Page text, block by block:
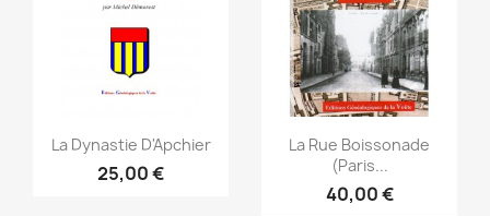
Anteprima
La Dynastie D'Apchier
25,00 €
Anteprima
La Rue Boissonade
(Paris...
40,00 €